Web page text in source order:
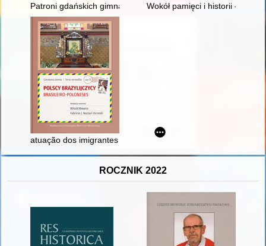
Patroni gdańskich gimnazjów publicznychWokół pamięci i historii -
atuação dos imigrantes poloneses no Brasil durante o
ROCZNIK 2022